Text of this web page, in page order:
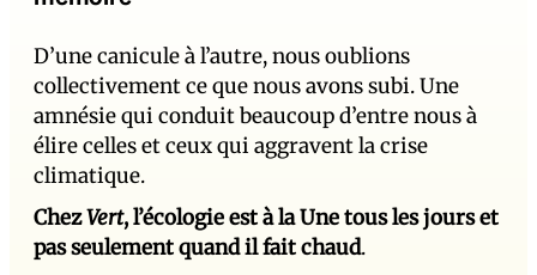
D’une canicule à l’autre, nous oublions
collectivement ce que nous avons subi. Une
amnésie qui conduit beaucoup d’entre nous à
élire celles et ceux qui aggravent la crise
climatique.
ChezVert, l’écologie est à la Une tous les jours et
pas seulement quand il fait chaud.